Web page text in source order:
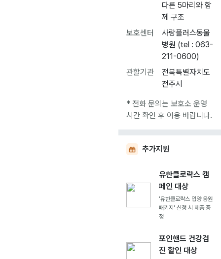
다른 5마리와 함
께 구조
보호센터
사랑플러스동물
병원 (tel : 063-
211-0600)
관할기관
전북특별자치도
전주시
* 전화 문의는 보호소 운영
시간 확인 후 이용 바랍니다.
추가지원
유한클로락스 캠
페인 대상
'유한클로락스 입양 응원
패키지' 신청 시 제품 증
정
포인핸드 건강검
진 할인 대상